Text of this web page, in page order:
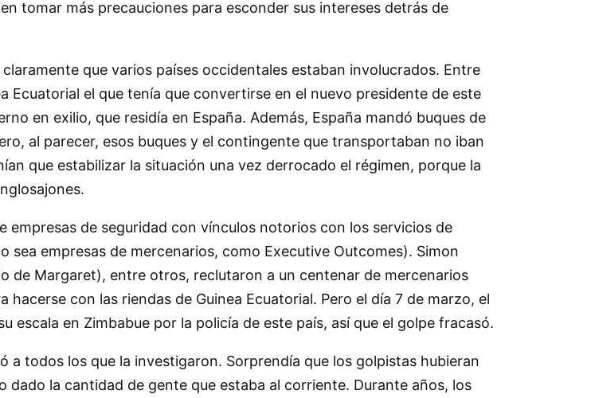
tomar más precauciones para esconder sus intereses detrás de
que varios países occidentales estaban involucrados. Entre
Ecuatorial el que tenía que convertirse en el nuevo presidente de este
en exilio, que residía en España. Además, España mandó buques de
al parecer, esos buques y el contingente que transportaban no iban
que estabilizar la situación una vez derrocado el régimen, porque la
de seguridad con vínculos notorios con los servicios de
empresas de mercenarios, como Executive Outcomes). Simon
de Margaret), entre otros, reclutaron a un centenar de mercenarios
con las riendas de Guinea Ecuatorial. Pero el día 7 de marzo, el
en Zimbabue por la policía de este país, así que el golpe fracasó.
todos los que la investigaron. Sorprendía que los golpistas hubieran
la cantidad de gente que estaba al corriente. Durante años, los